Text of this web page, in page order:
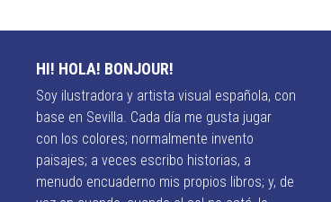
HI! HOLA! BONJOUR!
Soy ilustradora y artista visual española, con
base en Sevilla. Cada día me gusta jugar
con los colores; normalmente invento
paisajes; a veces escribo historias, a
menudo encuaderno mis propios libros; y, de